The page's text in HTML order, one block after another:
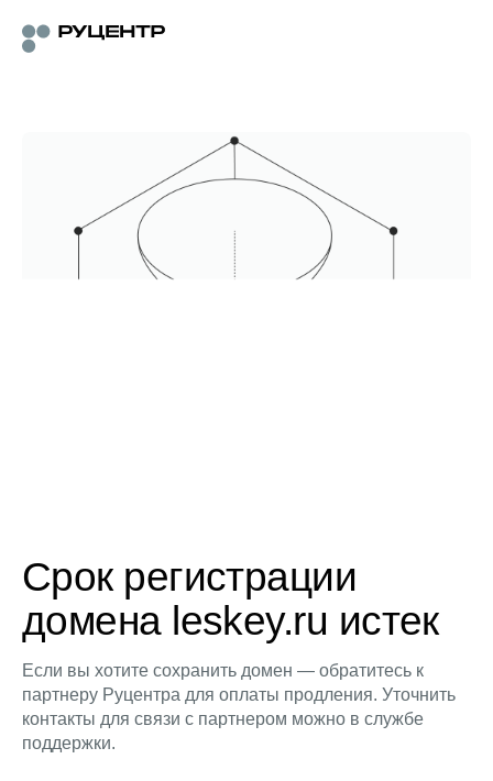
Срок регистрации
домена leskey.ru истек
Если вы хотите сохранить домен — обратитесь к
партнеру Руцентра для оплаты продления. Уточнить
контакты для связи с партнером можно в службе
поддержки.